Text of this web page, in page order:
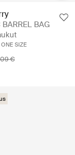
BAG
ONE SIZE
€